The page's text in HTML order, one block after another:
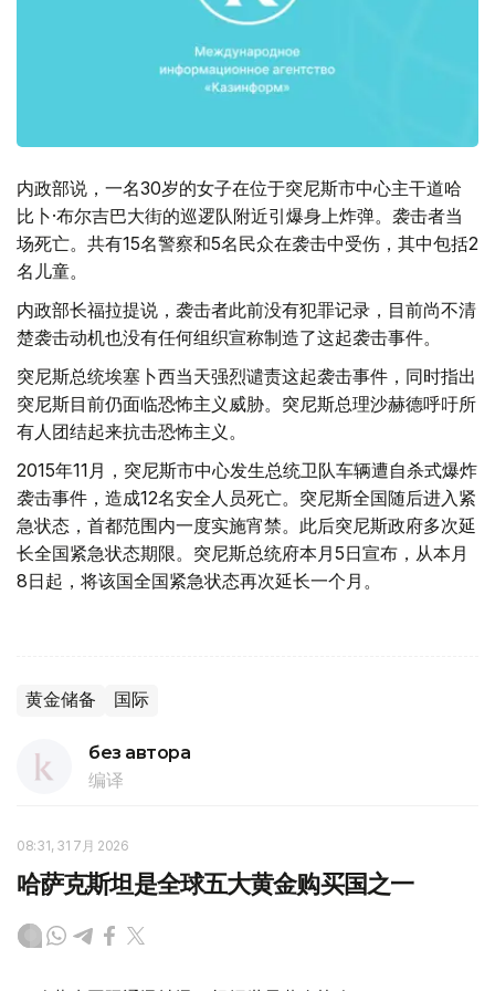
内政部说，一名30岁的女子在位于突尼斯市中心主干道哈
比卜·布尔吉巴大街的巡逻队附近引爆身上炸弹。袭击者当
场死亡。共有15名警察和5名民众在袭击中受伤，其中包括2
名儿童。
内政部长福拉提说，袭击者此前没有犯罪记录，目前尚不清
楚袭击动机也没有任何组织宣称制造了这起袭击事件。
突尼斯总统埃塞卜西当天强烈谴责这起袭击事件，同时指出
突尼斯目前仍面临恐怖主义威胁。突尼斯总理沙赫德呼吁所
有人团结起来抗击恐怖主义。
2015年11月，突尼斯市中心发生总统卫队车辆遭自杀式爆炸
袭击事件，造成12名安全人员死亡。突尼斯全国随后进入紧
急状态，首都范围内一度实施宵禁。此后突尼斯政府多次延
长全国紧急状态期限。突尼斯总统府本月5日宣布，从本月
8日起，将该国全国紧急状态再次延长一个月。
黄金储备 国际
без автора
编译
08:31, 31 7月 2026
哈萨克斯坦是全球五大黄金购买国之一